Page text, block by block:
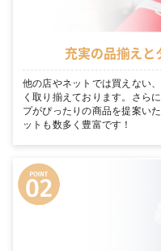
充実の品揃えと
他の店やネットでは買えない
く取り揃えております。さら
プがぴったりの商品を提案い
ットも数多く豊富です！